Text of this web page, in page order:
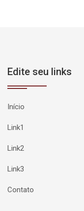
Edite seu links
Início
Link1
Link2
Link3
Contato